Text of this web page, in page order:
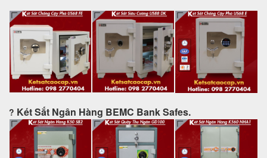
? Két Sắt Ngân Hàng BEMC Bank Safes.